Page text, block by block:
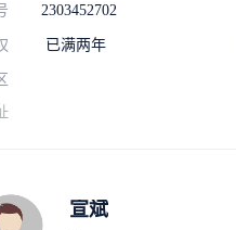
2303452702
已满两年
宣斌